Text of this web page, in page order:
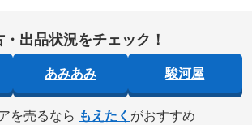
・出品状況をチェック！
あみあみ 駿河屋
を売るなら もえたく がおすすめ